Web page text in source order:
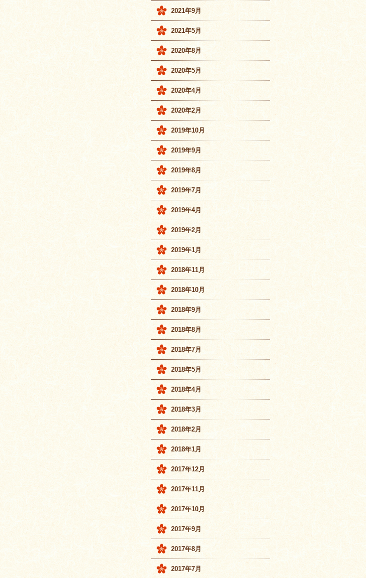
2021年9月
2021年5月
2020年8月
2020年5月
2020年4月
2020年2月
2019年10月
2019年9月
2019年8月
2019年7月
2019年4月
2019年2月
2019年1月
2018年11月
2018年10月
2018年9月
2018年8月
2018年7月
2018年5月
2018年4月
2018年3月
2018年2月
2018年1月
2017年12月
2017年11月
2017年10月
2017年9月
2017年8月
2017年7月